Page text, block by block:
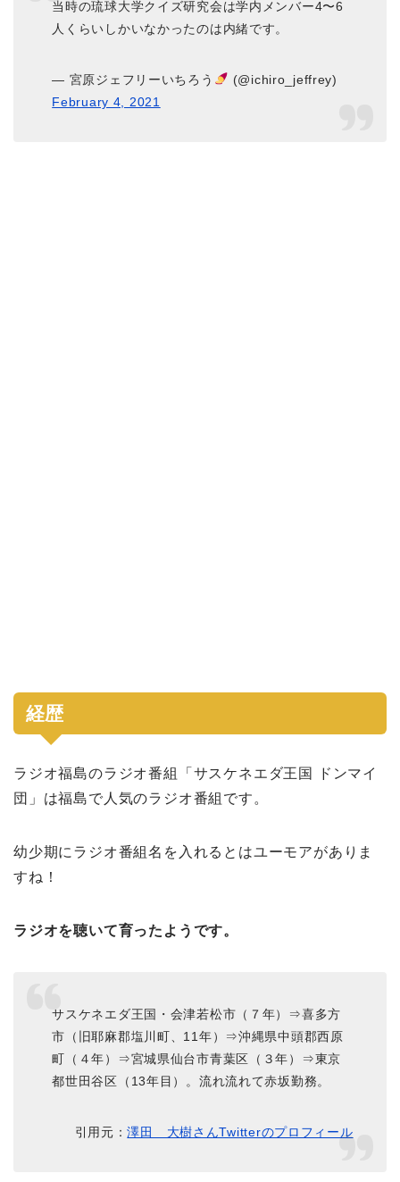
当時の琉球大学クイズ研究会は学内メンバー4〜6
人くらいしかいなかったのは内緒です。
— 宮原ジェフリーいちろう
(@ichiro_jeffrey)
February 4, 2021
経歴
ラジオ福島のラジオ番組「サスケネエダ王国 ドンマイ
団」は福島で人気のラジオ番組です。
幼少期にラジオ番組名を入れるとはユーモアがありま
すね！
ラジオを聴いて育ったようです。
サスケネエダ王国・会津若松市（７年）⇒喜多方
市（旧耶麻郡塩川町、11年）⇒沖縄県中頭郡西原
町（４年）⇒宮城県仙台市青葉区（３年）⇒東京
都世田谷区（13年目）。流れ流れて赤坂勤務。
引用元：澤田 大樹さんTwitterのプロフィール